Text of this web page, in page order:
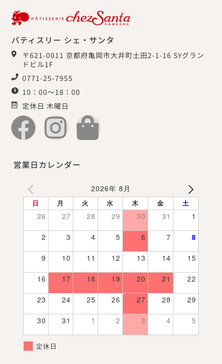
パティスリー シェ・サンタ
〒621-0011 京都府亀岡市大井町土田2-1-16 SYグラン
ドビル1F
0771-25-7955
10：00～18：00
定休日 木曜日
営業日カレンダー
2026年 8月
日 月 火 水 木 金 土
26 27 28 29 30 31 1
2 3 4 5 6 7 8
9 10 11 12 13 14 15
16 17 18 19 20 21 22
23 24 25 26 27 28 29
30 31 1 2 3 4 5
定休日